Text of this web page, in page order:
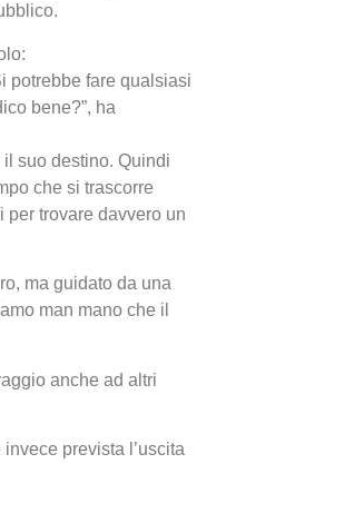
potrebbe fare qualsiasi
bene?”, ha
suo destino. Quindi
che si trascorre
per trovare davvero un
ma guidato da una
man mano che il
anche ad altri
prevista l’uscita